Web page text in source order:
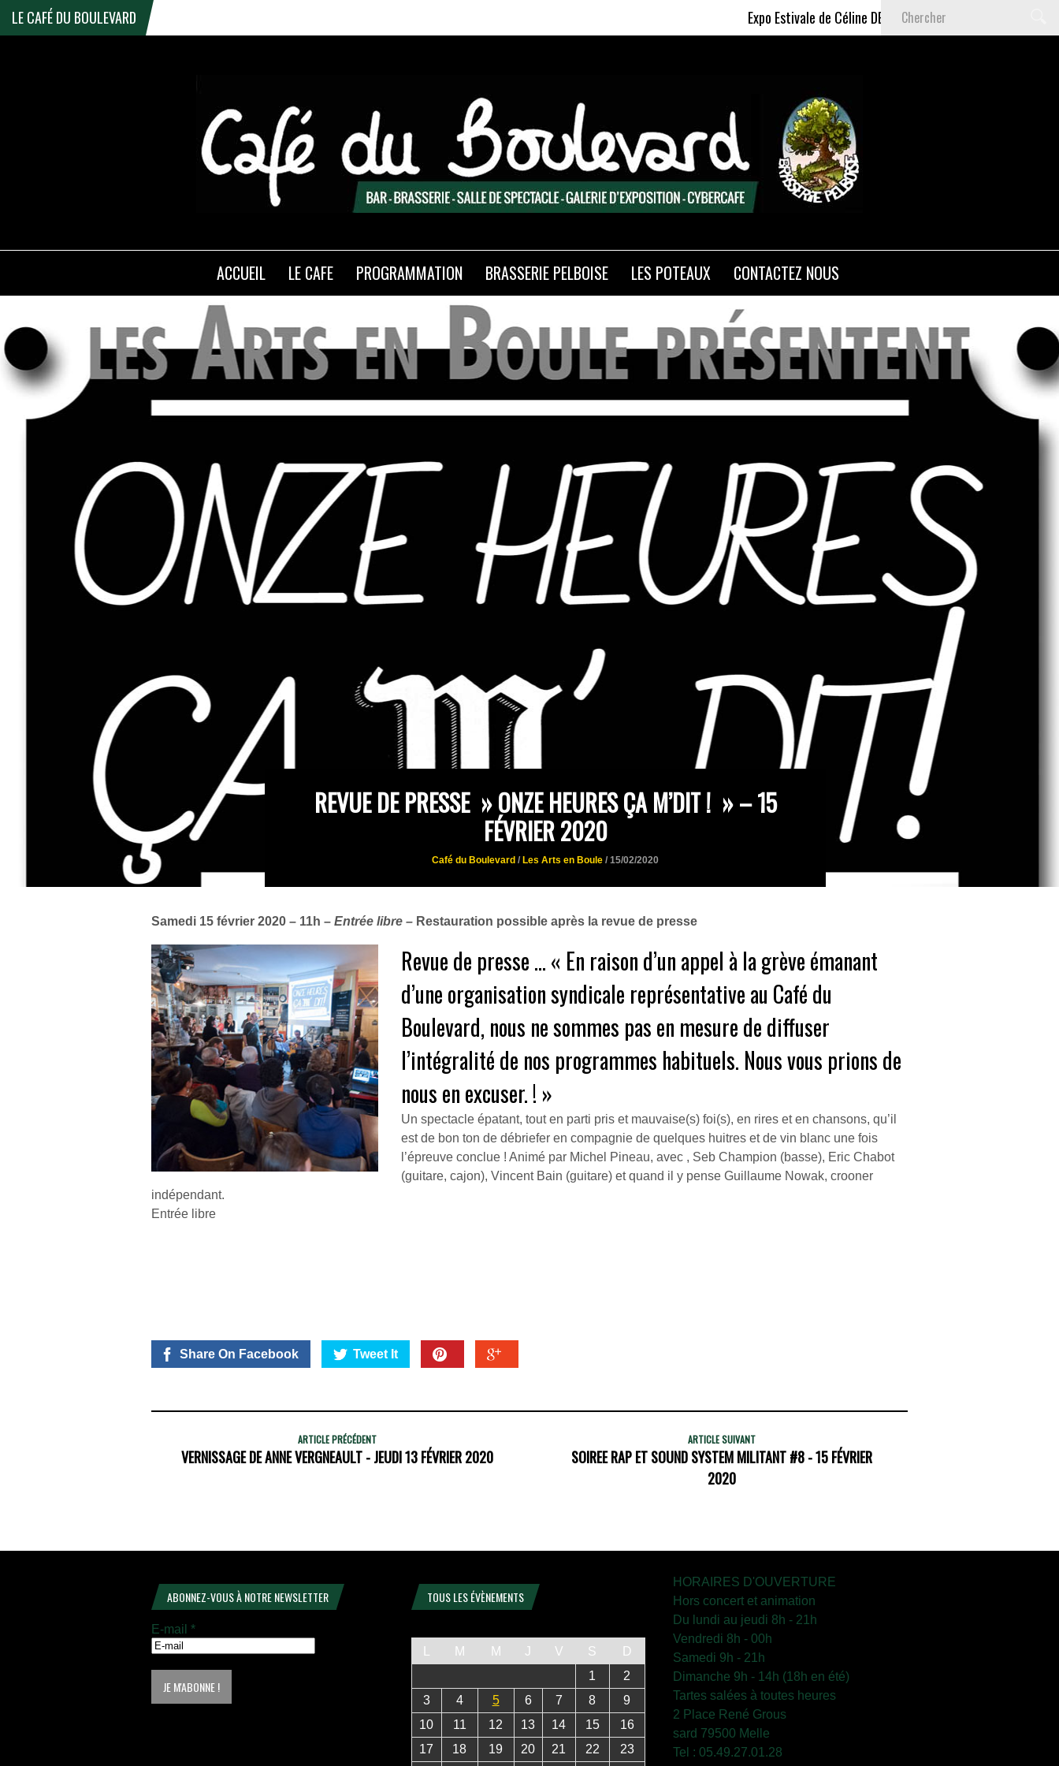
LE CAFÉ DU BOULEVARD Expo Estivale de Céline DELAS - Du 9 Juillet au 6 Septembre 2026
ACCUEIL LE CAFE PROGRAMMATION BRASSERIE PELBOISE LES POTEAUX CONTACTEZ NOUS
REVUE DE PRESSE » ONZE HEURES ÇA M’DIT ! » – 15
FÉVRIER 2020
Café du Boulevard / Les Arts en Boule / 15/02/2020
Samedi 15 février 2020 – 11h – Entrée libre – Restauration possible après la revue de presse
Revue de presse … « En raison d’un appel à la grève émanant
d’une organisation syndicale représentative au Café du
Boulevard, nous ne sommes pas en mesure de diffuser
l’intégralité de nos programmes habituels. Nous vous prions de
nous en excuser. ! »
Un spectacle épatant, tout en parti pris et mauvaise(s) foi(s), en rires et en chansons, qu’il
est de bon ton de débriefer en compagnie de quelques huitres et de vin blanc une fois
l’épreuve conclue ! Animé par Michel Pineau, avec , Seb Champion (basse), Eric Chabot
(guitare, cajon), Vincent Bain (guitare) et quand il y pense Guillaume Nowak, crooner
indépendant.
Entrée libre
Share On Facebook Tweet It
ARTICLE PRÉCÉDENT
VERNISSAGE DE ANNE VERGNEAULT - JEUDI 13 FÉVRIER 2020
ARTICLE SUIVANT
SOIREE RAP ET SOUND SYSTEM MILITANT #8 - 15 FÉVRIER
2020
ABONNEZ-VOUS À NOTRE NEWSLETTER
E-mail *
TOUS LES ÉVÈNEMENTS
M M J V S
D
1
2
3
4 5 6 7 8
9
10
11 12 13 14 15
16
17
18 19 20 21 22 23
HORAIRES D'OUVERTURE
Hors concert et animation
Du lundi au jeudi 8h - 21h
Vendredi 8h - 00h
Samedi 9h - 21h
Dimanche 9h - 14h (18h en été)
Tartes salées à toutes heures
2 Place René Grous
sard 79500 Melle
Tel : 05.49.27.01.28